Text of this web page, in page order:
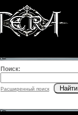
Поиск:
Расширенный поиск Найти